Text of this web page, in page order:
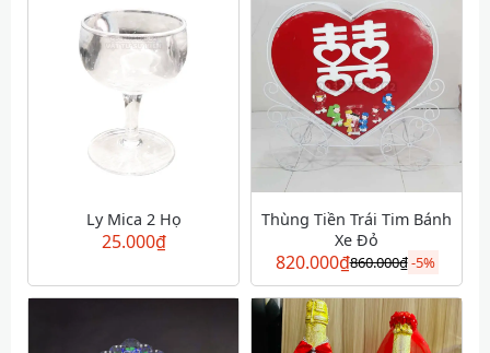
Ly Mica 2 Họ
25.000₫
Thùng Tiền Trái Tim Bánh
Xe Đỏ
820.000₫860.000₫-5%